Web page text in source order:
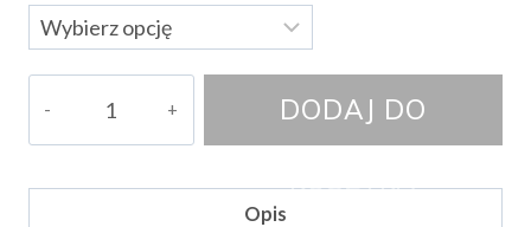
Spódnica
DODAJ DO
KOSZYKA
Opis